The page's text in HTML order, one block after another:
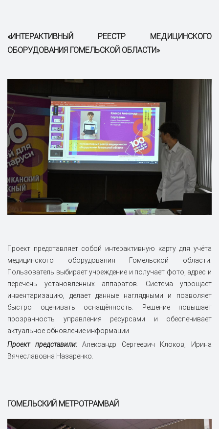
«ИНТЕРАКТИВНЫЙ РЕЕСТР МЕДИЦИНСКОГО
ОБОРУДОВАНИЯ ГОМЕЛЬСКОЙ ОБЛАСТИ»
Проект представляет собой интерактивную карту для учёта
медицинского оборудования Гомельской области.
Пользователь выбирает учреждение и получает фото, адрес и
перечень установленных аппаратов. Система упрощает
инвентаризацию, делает данные наглядными и позволяет
быстро оценивать оснащённость. Решение повышает
прозрачность управления ресурсами и обеспечивает
актуальное обновление информации
Проект представили:Александр Сергеевич Клоков, Ирина
Вячеславовна Назаренко.
ГОМЕЛЬСКИЙ МЕТРОТРАМВАЙ